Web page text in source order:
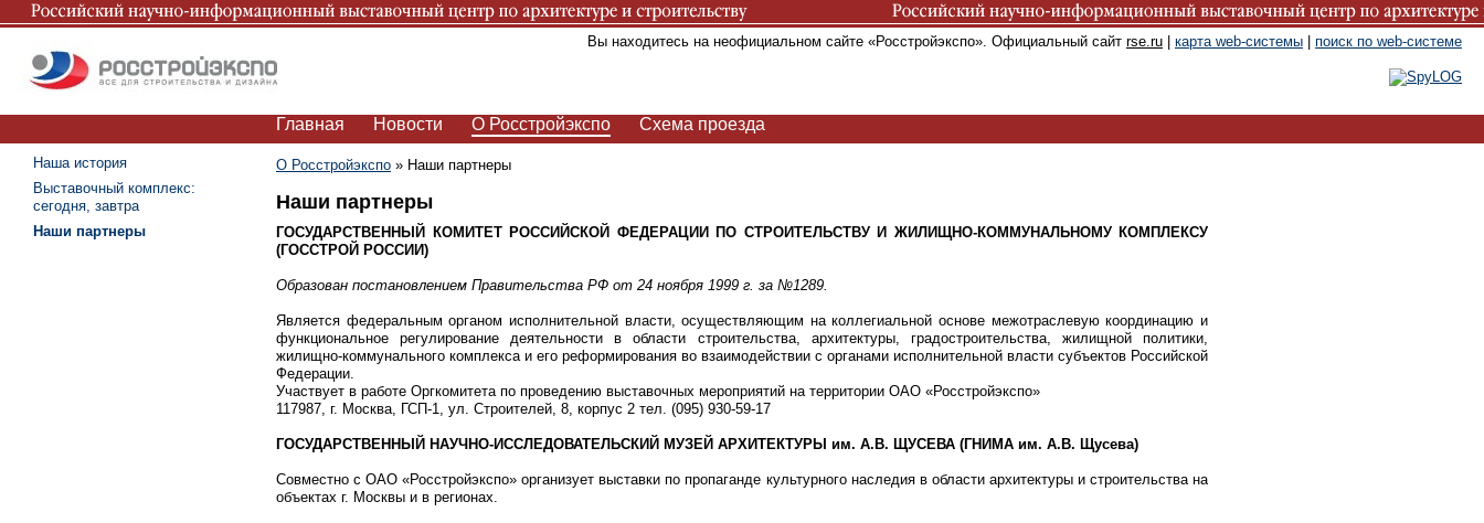
Вы находитесь на неофициальном сайте «Росстройэкспо». Официальный сайт rse.ru карта web-системы поиск по web-системе
Главная Новости О Росстройэкспо Схема проезда
О Росстройэкспо » Наши партнеры
Наши партнеры
ГОСУДАРСТВЕННЫЙ КОМИТЕТ РОССИЙСКОЙ ФЕДЕРАЦИИ ПО СТРОИТЕЛЬСТВУ И ЖИЛИЩНО-КОММУНАЛЬНОМУ КОМПЛЕКСУ
(ГОССТРОЙ РОССИИ)
Образован постановлением Правительства РФ от 24 ноября 1999 г. за №1289.
Является федеральным органом исполнительной власти, осуществляющим на коллегиальной основе межотраслевую координацию и
функциональное регулирование деятельности в области строительства, архитектуры, градостроительства, жилищной политики,
жилищно-коммунального комплекса и его реформирования во взаимодействии с органами исполнительной власти субъектов Российской
Федерации.
Участвует в работе Оргкомитета по проведению выставочных мероприятий на территории ОАО «Росстройэкспо»
117987, г. Москва, ГСП-1, ул. Строителей, 8, корпус 2 тел. (095) 930-59-17
ГОСУДАРСТВЕННЫЙ НАУЧНО-ИССЛЕДОВАТЕЛЬСКИЙ МУЗЕЙ АРХИТЕКТУРЫ им. А.В. ЩУСЕВА (ГНИМА им. А.В. Щусева)
Совместно с ОАО «Росстройэкспо» организует выставки по пропаганде культурного наследия в области архитектуры и строительства на
объектах г. Москвы и в регионах.
Наша история
Выставочный комплекс:
сегодня, завтра
Наши партнеры